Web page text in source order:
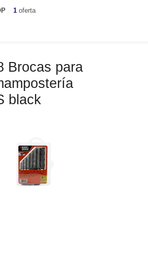
1 oferta
Brocas para
black